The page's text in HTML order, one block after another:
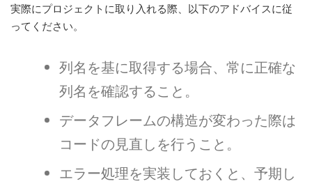
実際にプロジェクトに取り入れる際、以下のアドバイスに従
ってください。
列名を基に取得する場合、常に正確な
列名を確認すること。
データフレームの構造が変わった際は
コードの見直しを行うこと。
エラー処理を実装しておくと、予期し